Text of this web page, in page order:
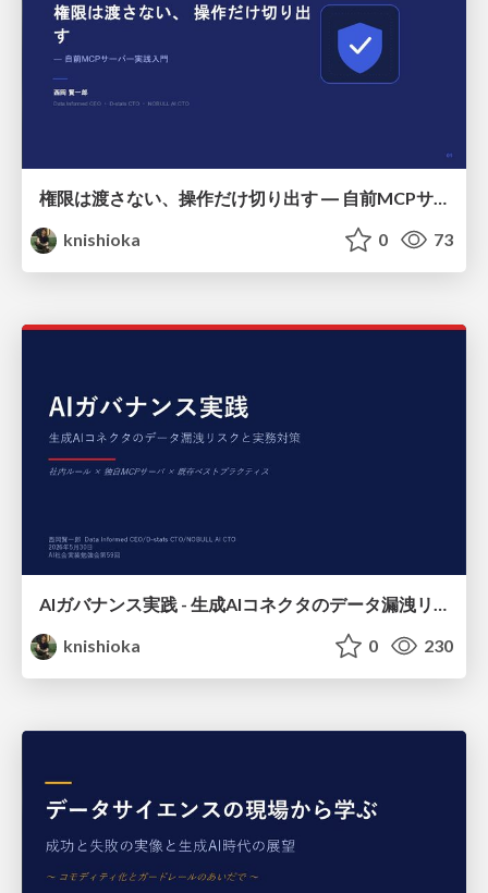
権限は渡さない、操作だけ切り出す ― 自前MCPサーバー実践入門
knishioka
0 73
AIガバナンス実践 - 生成AIコネクタのデータ漏洩リスクと実務対策
knishioka
0 230